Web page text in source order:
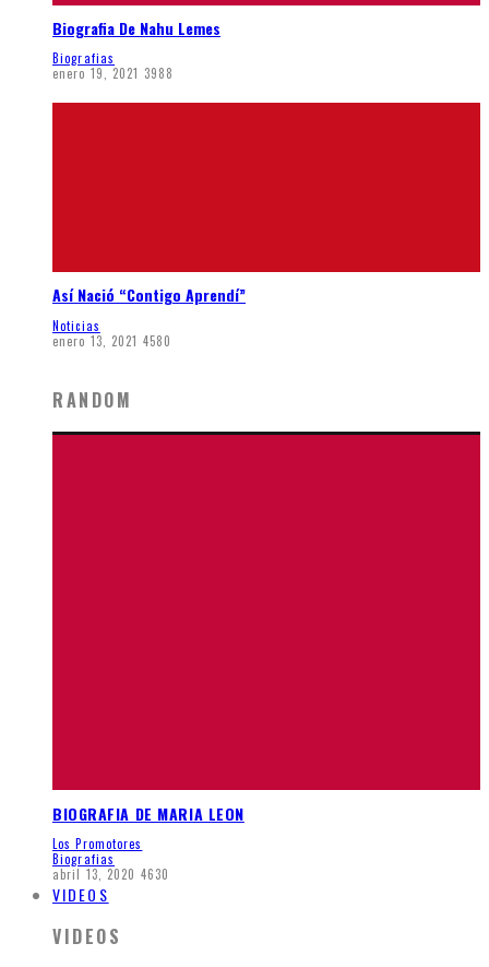
Biografia De Nahu Lemes
Biografias
enero 19, 2021 3988
Así Nació “Contigo Aprendí”
Noticias
enero 13, 2021 4580
RANDOM
BIOGRAFIA DE MARIA LEON
Los Promotores
Biografias
abril 13, 2020 4630
VIDEOS
VIDEOS